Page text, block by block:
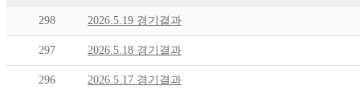
298 2026.5.19 경기결과
297 2026.5.18 경기결과
296 2026.5.17 경기결과